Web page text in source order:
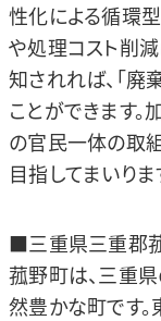
性化による循環
や処理コスト削
知されれば、「廃
ことができます
の官民一体の取
目指してまいりま
■三重県三重郡
菰野町は、三重
然豊かな町です